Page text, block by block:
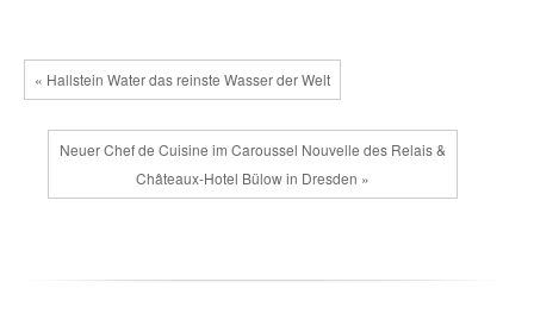
« Hallstein Water das reinste Wasser der Welt
Neuer Chef de Cuisine im Caroussel Nouvelle des Relais &
Châteaux-Hotel Bülow in Dresden »